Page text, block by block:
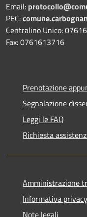
Email:
PEC:
Centralino Unico:
Fax: 0761613716
Prenotazione
Segnalazione
Leggi le FAQ
Richiesta
Amministrazione
Informativa privacy